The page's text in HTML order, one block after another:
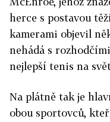
herce s postavou
kamerami objevil
nehádá s
nejlepší tenis na
Na plátně tak je
obou sportovců,